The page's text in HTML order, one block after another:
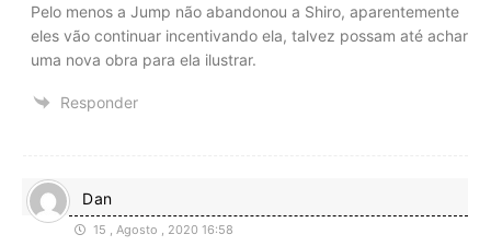
Pelo menos a Jump não abandonou a Shiro, aparentemente
eles vão continuar incentivando ela, talvez possam até achar
uma nova obra para ela ilustrar.
Responder
Dan
15 , Agosto , 2020 16:58